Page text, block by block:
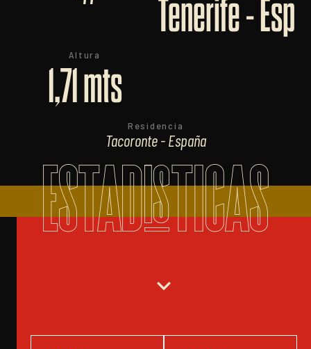
Tenerife - Esp
Altura
1,71 mts
Residencia
Tacoronte - España
ESTADISTICAS
expand_more